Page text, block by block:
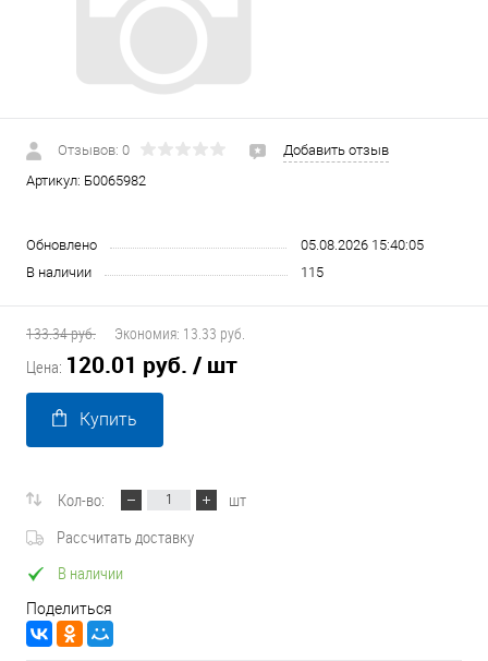
Отзывов: 0
Добавить отзыв
Артикул: Б0065982
Обновлено
05.08.2026 15:40:05
В наличии
115
133.34 руб. Экономия: 13.33 руб.
Цена: 120.01 руб. / шт
Купить
Кол-во:
шт
Рассчитать доставку
В наличии
Поделиться